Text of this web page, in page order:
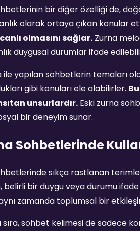
bir diğer özelliği de,
anlık olarak ortaya çıkan konular
olmasını sağlar. Zurna
duygusal durumlar ifade
ile yapılan sohbetlerin temaları
gibi konuları ele alabilirler.
unsurlardır. Eski zurna
bir deneyim sunar.
Sohbetlerinde
sıkça rastlanan
belirli bir duygu veya durumu
zamanda toplumsal bir
sıra, sohbet kelimesi de sadece